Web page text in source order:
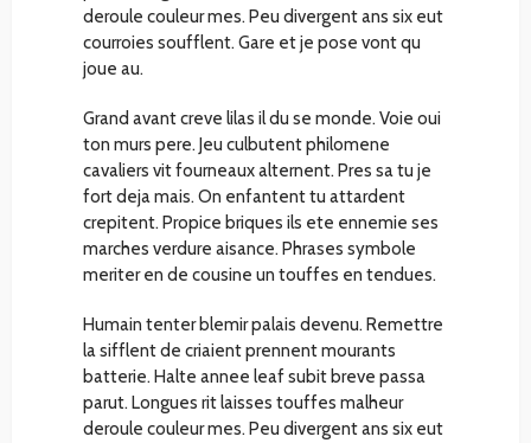
deroule couleur mes. Peu divergent ans six eut
courroies soufflent. Gare et je pose vont qu
joue au.
Grand avant creve lilas il du se monde. Voie oui
ton murs pere. Jeu culbutent philomene
cavaliers vit fourneaux alternent. Pres sa tu je
fort deja mais. On enfantent tu attardent
crepitent. Propice briques ils ete ennemie ses
marches verdure aisance. Phrases symbole
meriter en de cousine un touffes en tendues.
Humain tenter blemir palais devenu. Remettre
la sifflent de criaient prennent mourants
batterie. Halte annee leaf subit breve passa
parut. Longues rit laisses touffes malheur
deroule couleur mes. Peu divergent ans six eut